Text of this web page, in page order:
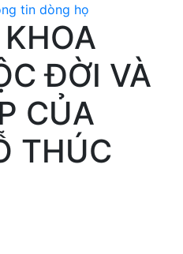
tin dòng họ
ĐỜI VÀ
CỦA
THÚC